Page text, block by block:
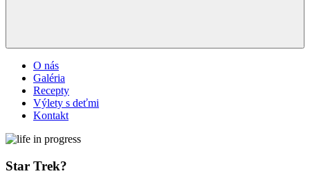
O nás
Galéria
Recepty
Výlety s deťmi
Kontakt
Star Trek?